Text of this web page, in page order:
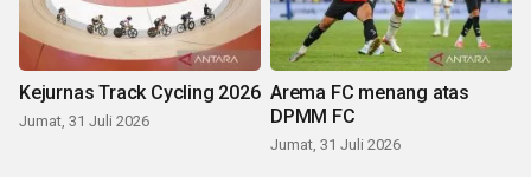
Kejurnas Track Cycling 2026
Jumat, 31 Juli 2026
Arema FC menang atas
DPMM FC
Jumat, 31 Juli 2026